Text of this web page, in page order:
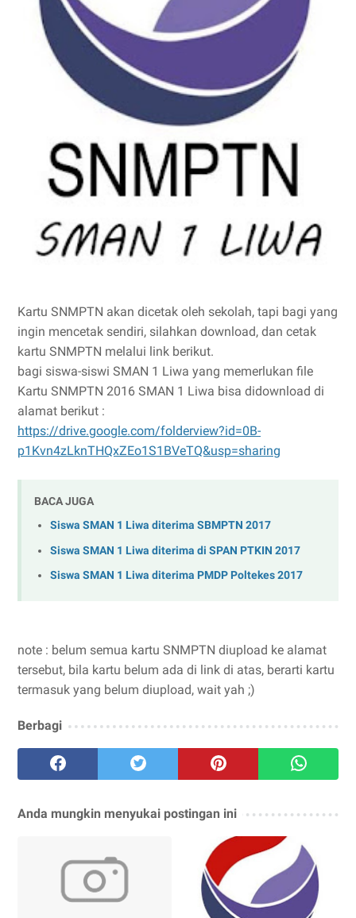
Kartu SNMPTN akan dicetak oleh sekolah, tapi bagi yang
ingin mencetak sendiri, silahkan download, dan cetak
kartu SNMPTN melalui link berikut.
bagi siswa-siswi SMAN 1 Liwa yang memerlukan file
Kartu SNMPTN 2016 SMAN 1 Liwa bisa didownload di
alamat berikut :
https://drive.google.com/folderview?id=0B-
p1Kvn4zLknTHQxZEo1S1BVeTQ&usp=sharing
BACA JUGA
Siswa SMAN 1 Liwa diterima SBMPTN 2017
Siswa SMAN 1 Liwa diterima di SPAN PTKIN 2017
Siswa SMAN 1 Liwa diterima PMDP Poltekes 2017
note : belum semua kartu SNMPTN diupload ke alamat
tersebut, bila kartu belum ada di link di atas, berarti kartu
termasuk yang belum diupload, wait yah ;)
Berbagi
Anda mungkin menyukai postingan ini